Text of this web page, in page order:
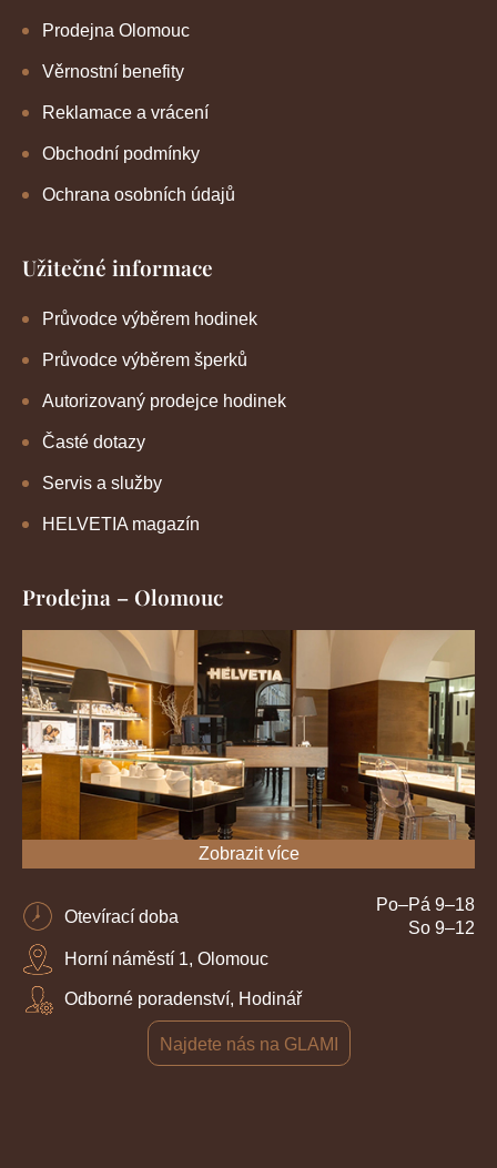
Prodejna Olomouc
Věrnostní benefity
Reklamace a vrácení
Obchodní podmínky
Ochrana osobních údajů
Užitečné informace
Průvodce výběrem hodinek
Průvodce výběrem šperků
Autorizovaný prodejce hodinek
Časté dotazy
Servis a služby
HELVETIA magazín
Prodejna – Olomouc
Zobrazit více
Otevírací doba
Po–Pá 9–18
So 9–12
Horní náměstí 1, Olomouc
Odborné poradenství, Hodinář
Najdete nás na GLAMI